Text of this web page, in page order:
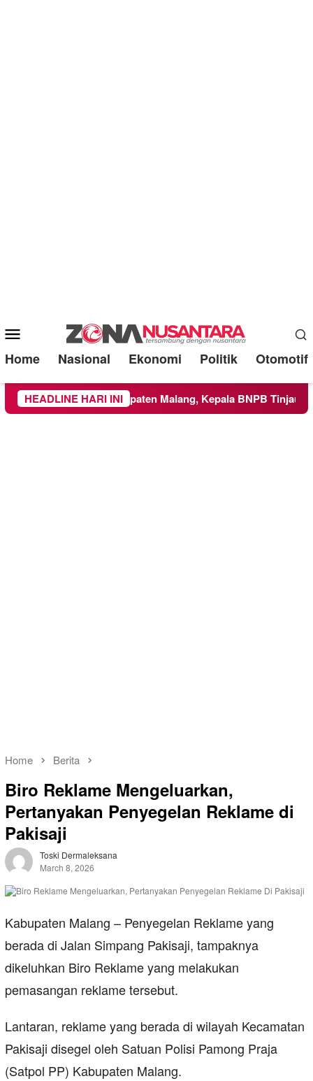
Mobile
Menu
Home Nasional Ekonomi Politik Otomotif
HEADLINE HARI INI
Wilayah Kabupaten Malang, Kepala BNPB Tinjau Langsung
Home Berita
Biro Reklame Mengeluarkan,
Pertanyakan Penyegelan Reklame di
Pakisaji
Toski Dermaleksana
March 8, 2026
Kabupaten Malang – Penyegelan Reklame yang
berada di Jalan Simpang Pakisaji, tampaknya
dikeluhkan Biro Reklame yang melakukan
pemasangan reklame tersebut.
Lantaran, reklame yang berada di wilayah Kecamatan
Pakisaji disegel oleh Satuan Polisi Pamong Praja
(Satpol PP) Kabupaten Malang.